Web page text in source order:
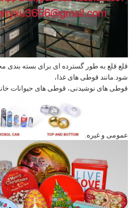
قلع قلع به طور گسترده ای برای بسته بندی
شود.مانند قوطی های غذا،
قوطی های نوشیدنی، قوطی های حیوانات
عمومی و غیره.